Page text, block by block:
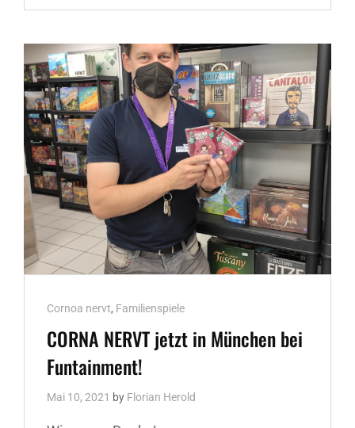
8.0
NEUBURG
SPIELT
25.05.
20
UHR
Cat
Links
Cornoa nervt, Familienspiele
CORNA NERVT jetzt in München bei
Funtainment!
Mai 10, 2021 by Florian Herold